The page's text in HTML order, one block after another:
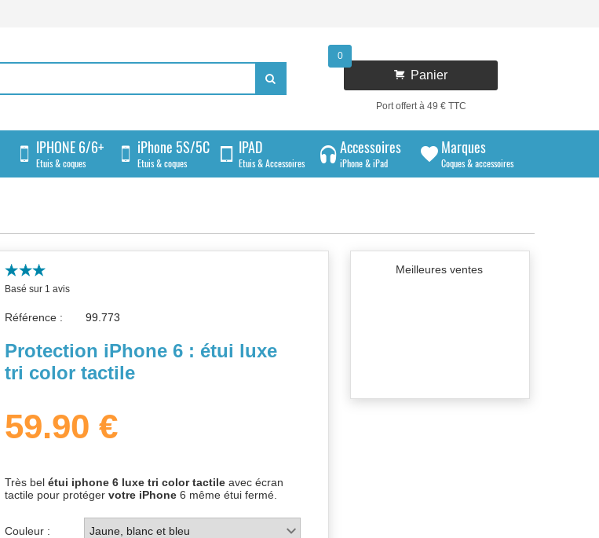

0
Panier
Port offert à 49 € TTC
IPHONE 6/6+
Etuis & coques
iPhone 5S/5C
Etuis & coques
IPAD
Etuis & Accessoires
Accessoires
iPhone & iPad
Marques
Coques & accessoires
Basé sur 1 avis
Référence :
Protection iPhone 6 : étui luxe
tri color tactile
59.90 €
Très bel étui iphone 6 luxe tri color tactileavec écran
tactile pour protéger votre iPhone6 même étui fermé.
Couleur :
Meilleures ventes